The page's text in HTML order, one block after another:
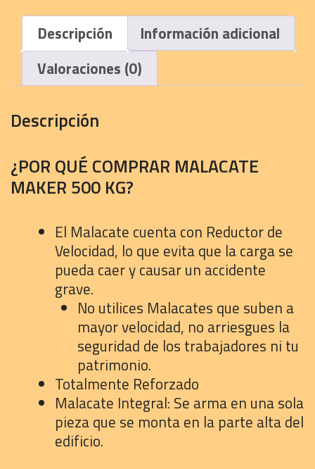
Descripción
Información adicional
Valoraciones (0)
Descripción
¿POR QUÉ COMPRAR MALACATE
MAKER 500 KG?
El Malacate cuenta con Reductor de
Velocidad, lo que evita que la carga se
pueda caer y causar un accidente
grave.
No utilices Malacates que suben a
mayor velocidad, no arriesgues la
seguridad de los trabajadores ni tu
patrimonio.
Totalmente Reforzado
Malacate Integral: Se arma en una sola
pieza que se monta en la parte alta del
edificio.